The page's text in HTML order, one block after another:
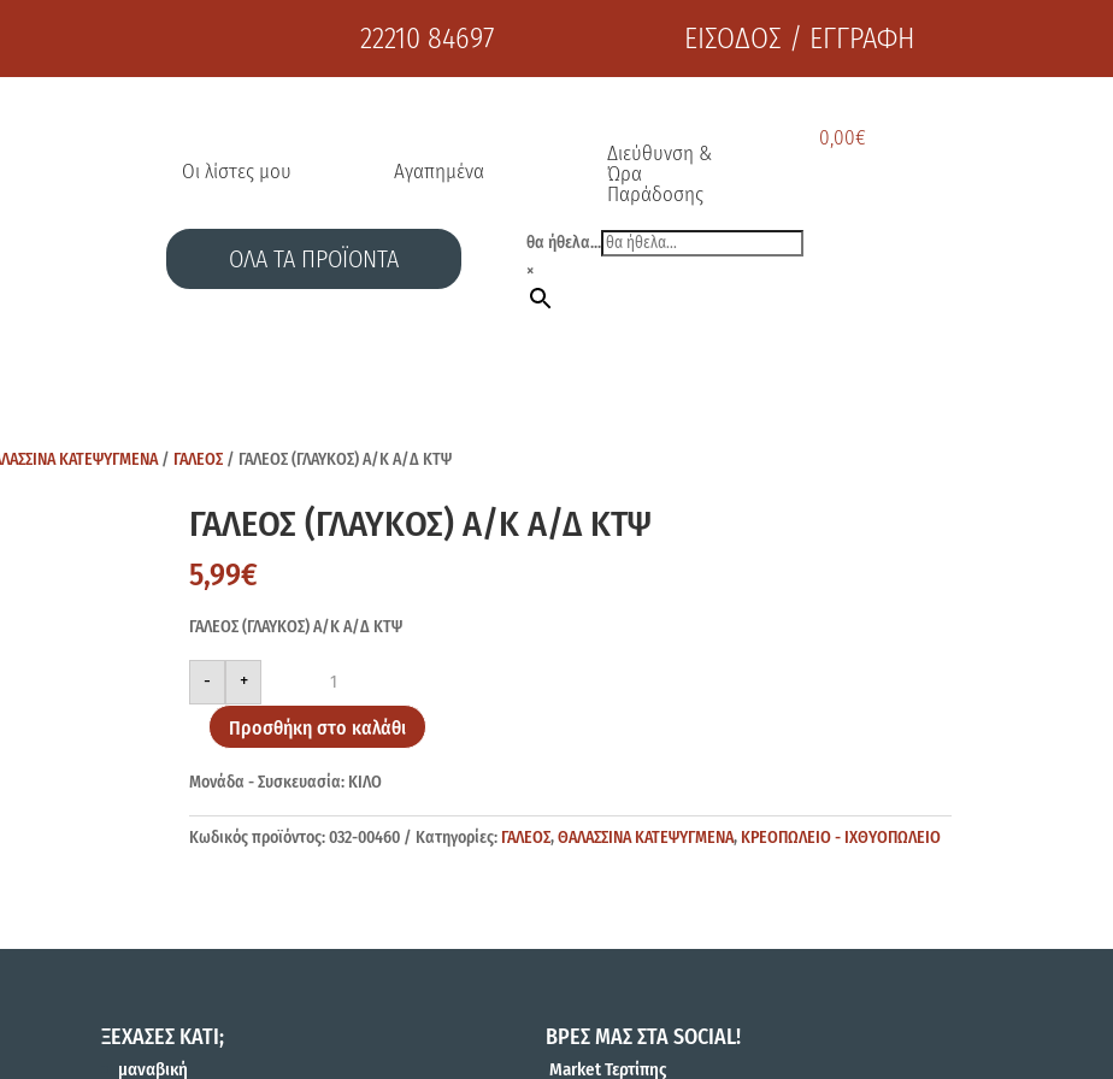
22210 84697 ΕΙΣΟΔΟΣ / ΕΓΓΡΑΦΗ
Οι λίστες μου Αγαπημένα
Διεύθυνση &
Ώρα
Παράδοσης
0,00€
ΟΛΑ ΤΑ ΠΡΟΪΟΝΤΑ
θα ήθελα...
×
ΚΑΤΕΨΥΓΜΕΝΑ/ ΓΑΛΕΟΣ / ΓΑΛΕΟΣ (ΓΛΑΥΚΟΣ) Α/Κ Α/Δ ΚΤΨ
ΓΑΛΕΟΣ (ΓΛΑΥΚΟΣ) Α/Κ Α/Δ ΚΤΨ
5,99€
ΓΑΛΕΟΣ (ΓΛΑΥΚΟΣ) Α/Κ Α/Δ ΚΤΨ
-
ΓΑΛΕΟΣ
Α/
Α/
Δ
ποσότητα
+
Προσθήκη στο καλάθι
Μονάδα - Συσκευασία: ΚΙΛΟ
Κωδικός προϊόντος:032-00460 Κατηγορίες: ΓΑΛΕΟΣ,ΘΑΛΑΣΣΙΝΑ ΚΑΤΕΨΥΓΜΕΝΑ, ΚΡΕΟΠΩΛΕΙΟ - ΙΧΘΥΟΠΩΛΕΙΟ
ΞΕΧΑΣΕΣ ΚΑΤΙ;
μαναβική
ΒΡΕΣ ΜΑΣ ΣΤΑ SOCIAL!
Market Τερτίπης